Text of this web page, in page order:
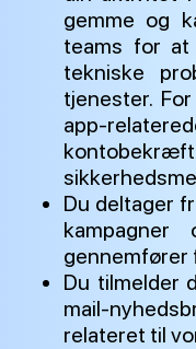
gemme og
teams for at
tekniske
tjenester.
app-
Du deltager
gennemfører
Du tilmelder
mail-
relateret til